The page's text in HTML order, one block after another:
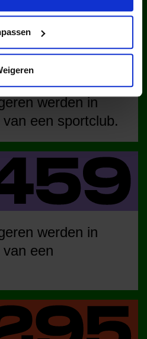
werden in
een sportclub.
werden in
een